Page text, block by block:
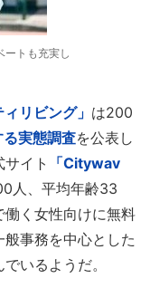
ートも充実し
ィリビング」 は200
る実態調査を公表し
イト
「Citywav
人、平均年齢33
く女性向けに無料
事務を中心とした
いるようだ。